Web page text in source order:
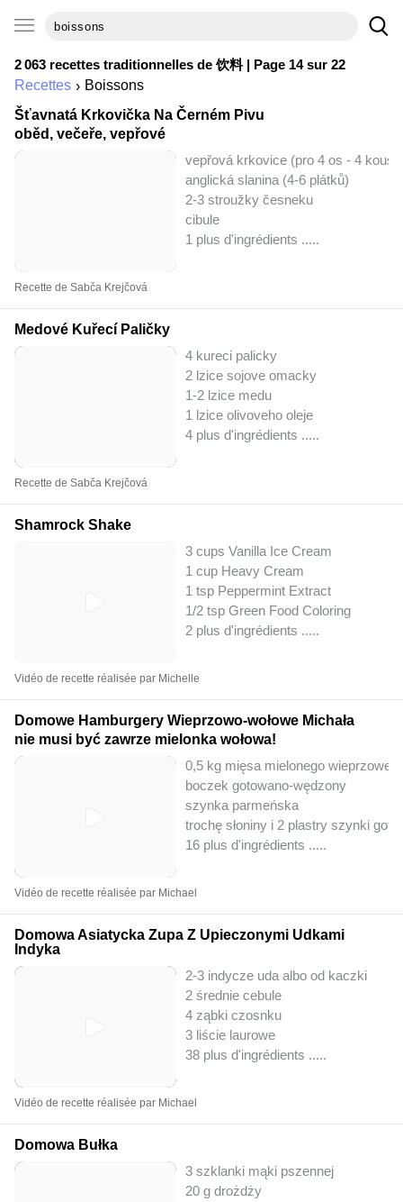
2 063 recettes traditionnelles de饮料 | Page 14 sur 22
Recettes
Boissons
Šťavnatá Krkovička Na Černém Pivu
oběd, večeře, vepřové
vepřová krkovice (pro 4 os - 4
anglická slanina (4-6 plátků)
2-3 stroužky česneku
cibule
1 plus d'ingrédients .....
Recette de Sabča Krejčová
Medové Kuřecí Paličky
4 kureci palicky
2 lzice sojove omacky
1-2 lzice medu
1 lzice olivoveho oleje
4 plus d'ingrédients .....
Recette de Sabča Krejčová
Shamrock Shake
3 cups Vanilla Ice Cream
1 cup Heavy Cream
1 tsp Peppermint Extract
1/2 tsp Green Food Coloring
2 plus d'ingrédients .....
Vidéo de recette réalisée par Michelle
Domowe Hamburgery Wieprzowo-wołowe Michała
nie musi być zawrze mielonka wołowa!
0,5 kg mięsa mielonego wieprzowego
boczek gotowano-wędzony
szynka parmeńska
trochę słoniny i 2 plastry szynki
16 plus d'ingrédients .....
Vidéo de recette réalisée par Michael
Domowa Asiatycka Zupa Z Upieczonymi Udkami
Indyka
2-3 indycze uda albo od kaczki
2 średnie cebule
4 ząbki czosnku
3 liście laurowe
38 plus d'ingrédients .....
Vidéo de recette réalisée par Michael
Domowa Bułka
3 szklanki mąki pszennej
20 g drożdży